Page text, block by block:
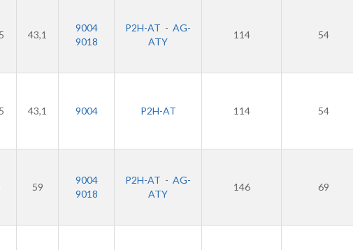
43,1
9004
9018
P2H-AT - AG-
ATY
114 54
43,1 9004 P2H-AT 114 54
59
9004
9018
P2H-AT - AG-
ATY
146 69